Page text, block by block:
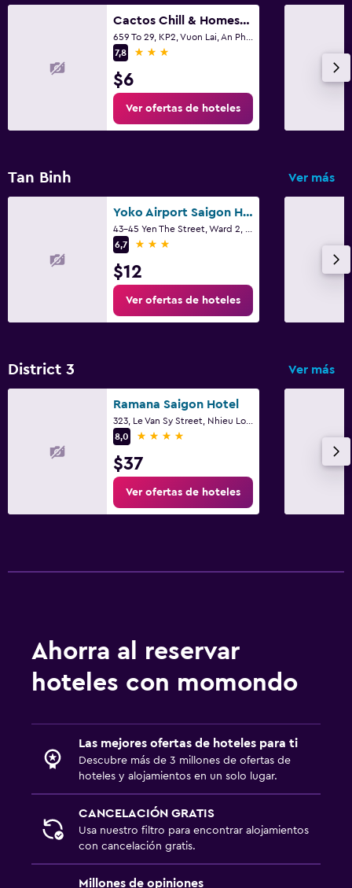
Cactos Chill & Homestay
7,8
3 estrellas
$6
Ver ofertas de hoteles
Tan Binh Ver más
Yoko Airport Saigon Hotel
6,7
3 estrellas
$12
Ver ofertas de hoteles
District 3 Ver más
Ramana Saigon Hotel
8,0
4 estrellas
$37
Ver ofertas de hoteles
Ahorra al reservar
hoteles con momondo
Las mejores ofertas de hoteles para ti
Descubre más de 3 millones de ofertas de
hoteles y alojamientos en un solo lugar.
CANCELACIÓN GRATIS
Usa nuestro filtro para encontrar alojamientos
con cancelación gratis.
Millones de opiniones